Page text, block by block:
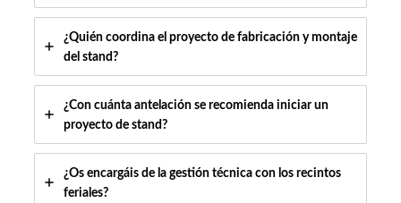
¿Quién coordina el proyecto de fabricación y montaje
del stand?
¿Con cuánta antelación se recomienda iniciar un
proyecto de stand?
¿Os encargáis de la gestión técnica con los recintos
feriales?